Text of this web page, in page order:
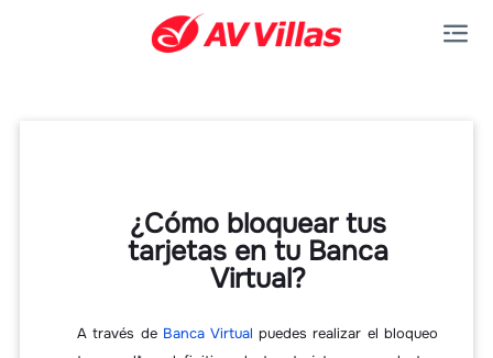
Saltar al contenido principal
¿Cómo bloquear tus
tarjetas en tu Banca
Virtual?
A través de Banca Virtual puedes realizar el bloqueo